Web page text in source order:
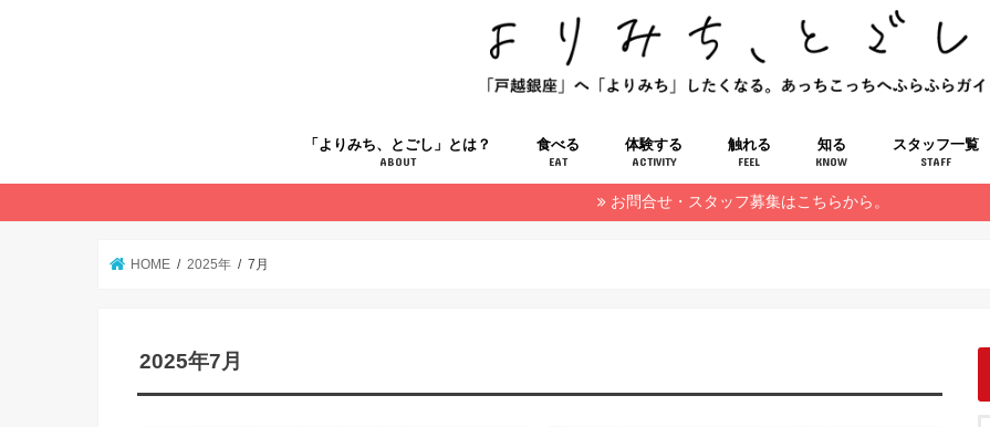
「よりみち、とごし」とは？
ABOUT
食べる
EAT
体験する
ACTIVITY
触れる
FEEL
知る
KNOW
スタッフ一覧
STAFF
お問合せ・スタッフ募集はこちらから。
HOME 2025年 7月
2025年7月